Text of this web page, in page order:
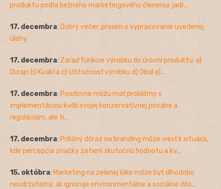
produktu podľa bežného marketingového členenia: jadr...
17. decembra: Dobrý večer, prosím o vypracovanie uvedenej
úlohy
17. decembra: Zaraď funkcie výrobku do úrovní produktu: a)
Dizajn b) Kvalita c) Užitočnosť výrobku d) Obal e)...
17. decembra: Poisťovne môžu mať problémy s
implementáciou kvôli svojej konzervatívnej povahe a
reguláciám, ale ti...
17. decembra: Prílišný dôraz na branding môže viesť k situácii,
kde percepcia značky zatieni skutočnú hodnotu a kv...
15. októbra: Marketing na zelenej lúke môže byť dlhodobo
neudržateľný, ak ignoruje environmentálne a sociálne dôs...